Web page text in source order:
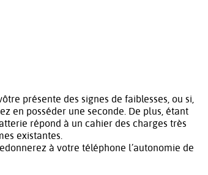
présente des signes de faiblesses, ou si,
en posséder une seconde. De plus, étant
répond à un cahier des charges très
existantes.
à votre téléphone l’autonomie de